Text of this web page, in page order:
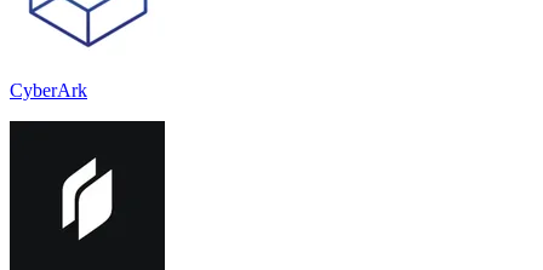
CyberArk